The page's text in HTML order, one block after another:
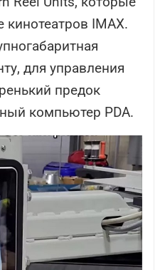
кинотеатров IMAX.
для управления
предок
компьютер PDA.